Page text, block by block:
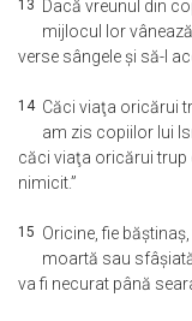
13 Dacă vreunul din
mijlocul lor
verse sângele şi să-l
14 Căci viaţa oricărui
am zis copiilor lui
căci viaţa oricărui trup
nimicit.”
15 Oricine, fie
moartă sau
va fi necurat până